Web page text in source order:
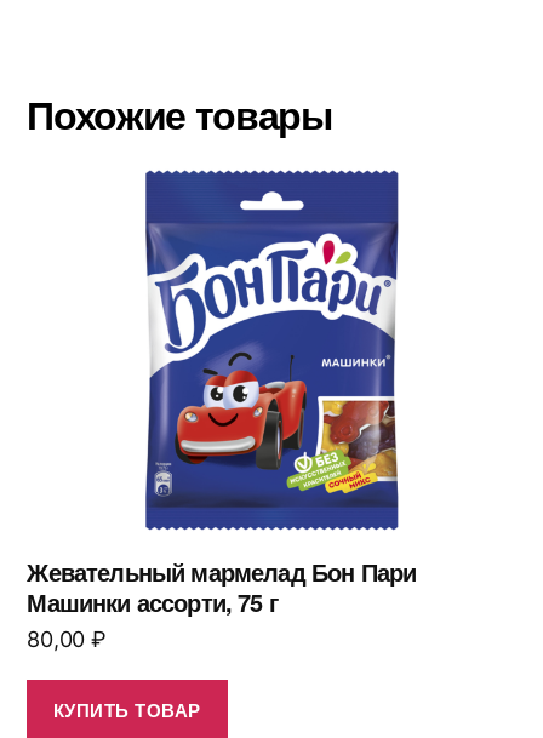
Похожие товары
Жевательный мармелад Бон Пари
Машинки ассорти, 75 г
80,00 ₽
КУПИТЬ ТОВАР